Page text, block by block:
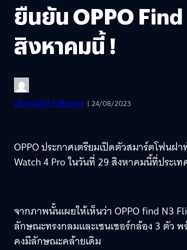
ยืนยัน OPPO
สิงหาคมนี้ !
อลิญฑณัฐน์ กิจชิระสกุล | 24/08/2023
OPPO ประกาศเตรียมเปิดตัวสมาร์ตโฟนฝ
Watch 4 Pro ในวันที่ 29 สิงหาคมนี้ที่ประเ
จากภาพนั้นเผยให้เห็นว่า OPPO find N3
ลักษณะทรงกลมและเซนเซอร์กล้อง 3 ตัว
คงมีลักษณะคล้ายเดิม